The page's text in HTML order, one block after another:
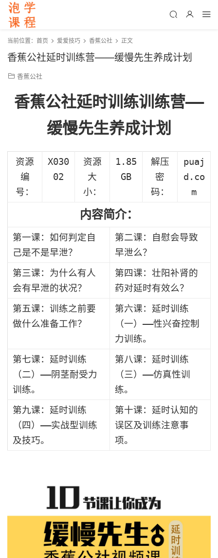
当前位置： 首页 爱爱技巧 香蕉公社 正文
香蕉公社延时训练营——缓慢先生养成计划
香蕉公社
香蕉公社延时训练训练营——
缓慢先生养成计划
资源
编
号：
X030
02
资源
大
小：
1.85
GB
解压
密
码：
puaj
d.co
m
内容简介：
第一课：如何判定自
己是不是早泄？
第二课：自慰会导致
早泄么？
第三课：为什么有人
会有早泄的状况？
第四课：壮阳补肾的
药对延时有效么？
第五课：训练之前要
做什么准备工作？
第六课：延时训练
（一）——性兴奋控制
力训练。
第七课：延时训练
（二）——阴茎耐受力
训练。
第八课：延时训练
（三）——仿真性训
练。
第九课：延时训练
（四）——实战型训练
及技巧。
第十课：延时认知的
误区及训练注意事
项。